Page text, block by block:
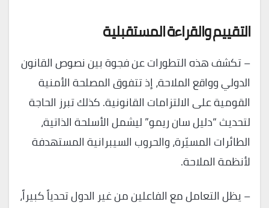
التقييم والقراءة المستقبلية
– تكشف هذه التطورات عن فجوة بين نصوص القانون
الدولي وواقع الملاحة، إذ تتفوق المصلحة الأمنية
القومية على الالتزامات القانونية. كذلك تبرز الحاجة
لتحديث “دليل سان ريمو” ليشمل الأسلحة الذاتية،
الطائرات المسيّرة، والحروب السيبرانية المستهدفة
لأنظمة الملاحة.
– يظل التعامل مع الفاعلين من غير الدول تحدياً كبيراً،